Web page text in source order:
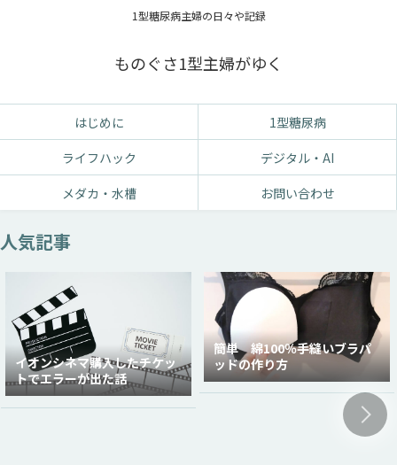
1型糖尿病主婦の日々や記録
ものぐさ1型主婦がゆく
はじめに
1型糖尿病
ライフハック
デジタル・AI
メダカ・水槽
お問い合わせ
人気記事
イオンシネマ購入したチケッ
トでエラーが出た話
簡単 綿100％手縫いブラパ
ッドの作り方